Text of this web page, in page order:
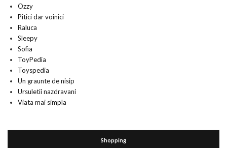
Ozzy
Pitici dar voinici
Raluca
Sleepy
Sofia
ToyPedia
Toyspedia
Un graunte de nisip
Ursuletii nazdravani
Viata mai simpla
Shopping